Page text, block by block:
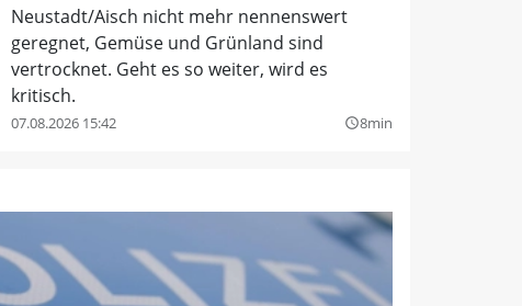
Neustadt/Aisch nicht mehr nennenswert
geregnet, Gemüse und Grünland sind
vertrocknet. Geht es so weiter, wird es
kritisch.
07.08.2026 15:42 query_builder8min